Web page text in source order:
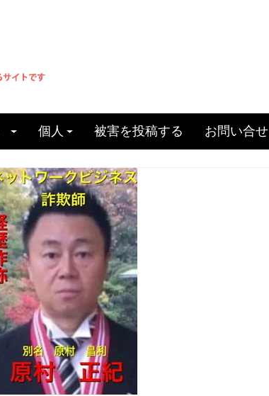
個人 被害を投稿する お問い合せ